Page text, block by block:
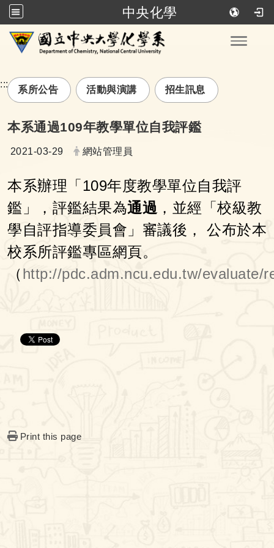
中央化學
跳到主要內容
:::
系所公告 活動與演講 招生訊息
本系通過109年教學單位自我評鑑
日期：
2021-03-29 發布者：
網站管理員
本系辦理「109年度教學單位自我評
鑑」，評鑑結果為通過 ，並經「校級教
學自評指導委員會」審議後， 公布於本
校系所評鑑專區網頁。
（http://pdc.adm.ncu.edu.tw/evaluate/
Print this page